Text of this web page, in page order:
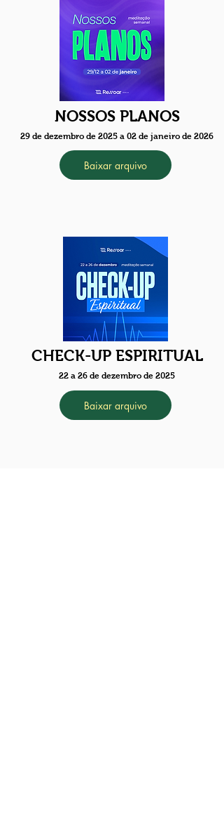
NOSSOS PLANOS
29 de dezembro de 2025 a 02 de janeiro de 2026
Baixar arquivo
CHECK-UP ESPIRITUAL
22 a 26 de dezembro de 2025
Baixar arquivo